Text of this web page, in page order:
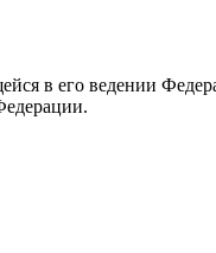
в его ведении